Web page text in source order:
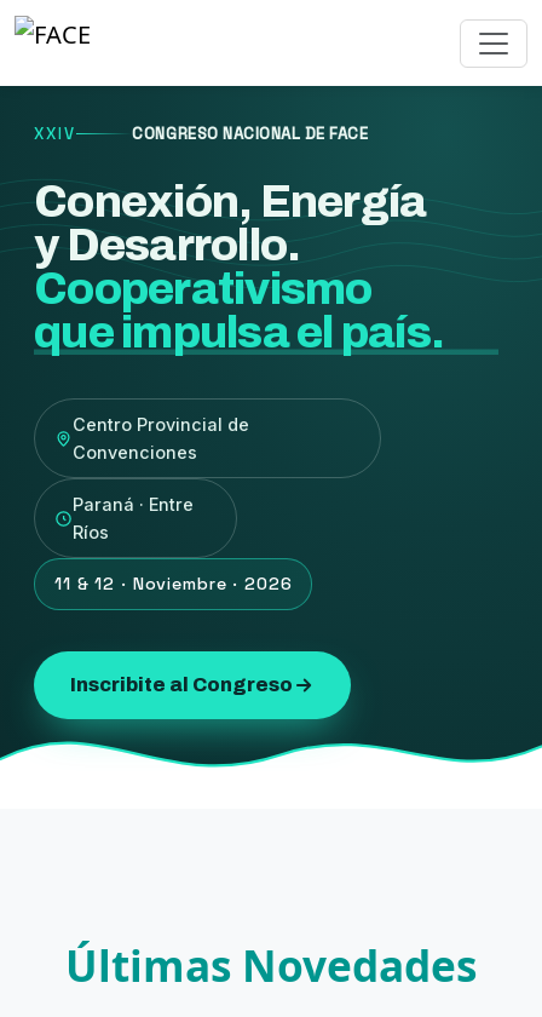
XXIV CONGRESO NACIONAL DE FACE
Conexión, Energía
y Desarrollo.
Cooperativismo
que impulsa el país.
Centro Provincial de
Convenciones
Paraná · Entre
Ríos
11 & 12 · Noviembre · 2026
Inscribite al Congreso
Últimas Novedades